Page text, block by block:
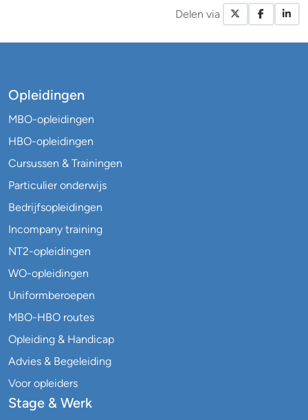
Delen via X /
Opleidingen
MBO-opleidingen
HBO-opleidingen
Cursussen & Trainingen
Particulier onderwijs
Bedrijfsopleidingen
Incompany training
NT2-opleidingen
WO-opleidingen
Uniformberoepen
MBO-HBO routes
Opleiding & Handicap
Advies & Begeleiding
Voor opleiders
Stage & Werk